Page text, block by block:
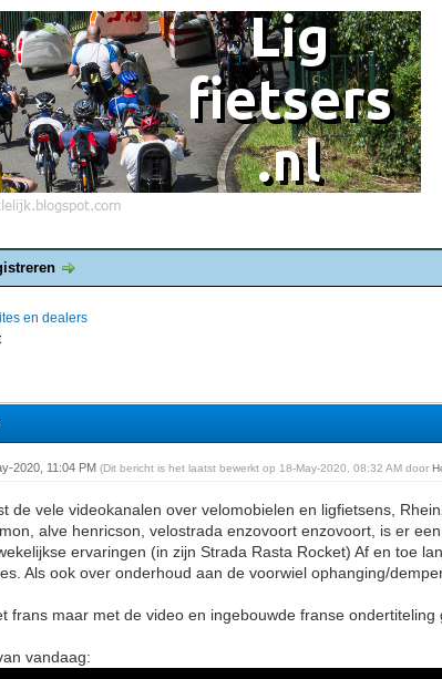
en dealers
2020, 11:04 PM(Dit bericht is het laatst bewerkt op 18-May-2020, 08:32 AM door
de vele videokanalen over velomobielen en ligfietsens,
alve henricson, velostrada enzovoort enzovoort, is er
ervaringen (in zijn Strada Rasta Rocket) Af en toe
Als ook over onderhoud aan de voorwiel ophanging/
frans maar met de video en ingebouwde franse ondertiteling
vandaag: